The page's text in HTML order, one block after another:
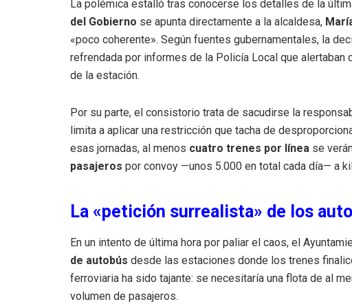
La polémica estalló tras conocerse los detalles de la
del Gobierno se apunta directamente a la alcaldesa,
«poco coherente». Según fuentes gubernamentales, la
refrendada por informes de la Policía Local que
de la estación.
Por su parte, el consistorio trata de sacudirse la
limita a aplicar una restricción que tacha de
esas jornadas, al menos cuatro trenes por línea se
pasajeros por convoy —unos 5.000 en total cada día— a
La «petición surrealista» de los
En un intento de última hora por paliar el caos, el
de autobús desde las estaciones donde los trenes
ferroviaria ha sido tajante: se necesitaría una flota de al
volumen de pasajeros.